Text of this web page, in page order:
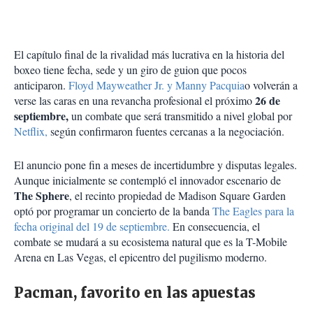
El capítulo final de la rivalidad más lucrativa en la historia del
boxeo tiene fecha, sede y un giro de guion que pocos
anticiparon. Floyd Mayweather Jr. y Manny Pacquiao volverán a
verse las caras en una revancha profesional el próximo26 de
septiembre,un combate que será transmitido a nivel global por
Netflix, según confirmaron fuentes cercanas a la negociación.
El anuncio pone fin a meses de incertidumbre y disputas legales.
Aunque inicialmente se contempló el innovador escenario de
The Sphere, el recinto propiedad de Madison Square Garden
optó por programar un concierto de la bandaThe Eagles para la
fecha original del 19 de septiembre. En consecuencia, el
combate se mudará a su ecosistema natural que es la T-Mobile
Arena en Las Vegas, el epicentro del pugilismo moderno.
Pacman, favorito en las apuestas